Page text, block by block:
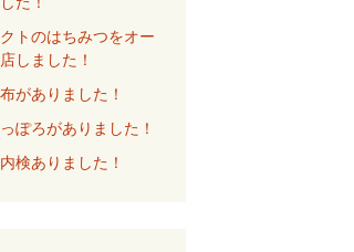
トのはちみつをオー
しました！
がありました！
ぽろがありました！
検ありました！